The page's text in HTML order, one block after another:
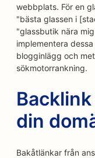
webbplats. För en
"bästa glassen i
"glassbutik nära
implementera
blogginlägg och
sökmotorrankning.
din
Bakåtlänkar från